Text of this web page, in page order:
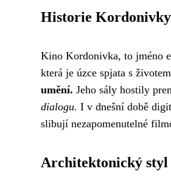
Historie Kordonivky
Kino Kordonivka, to jméno
která je úzce spjata s
umění. Jeho sály hostily
dialogu. I v dnešní době
slibují nezapomenutelné
Architektonický styl